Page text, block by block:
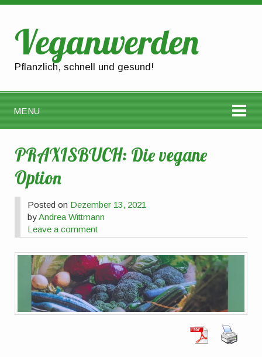
Veganwerden
Pflanzlich, schnell und gesund!
MENU
PRAXISBUCH: Die vegane
Option
Posted on Dezember 13, 2021
byAndrea Wittmann
Leave a comment